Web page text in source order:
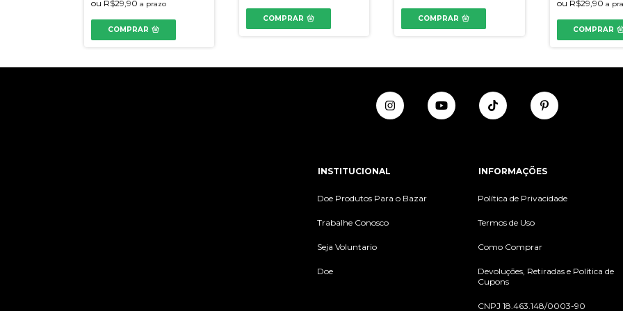
ou R$29,90 a prazo
COMPRAR
COMPRAR COMPRAR
ou R$29,90 a
COMPRAR
INSTITUCIONAL
Doe Produtos Para o Bazar
Trabalhe Conosco
Seja Voluntario
Doe
INFORMAÇÕES
Política de Privacidade
Termos de Uso
Como Comprar
Devoluções, Retiradas e Política de
Cupons
CNPJ 18.463.148/0003-90